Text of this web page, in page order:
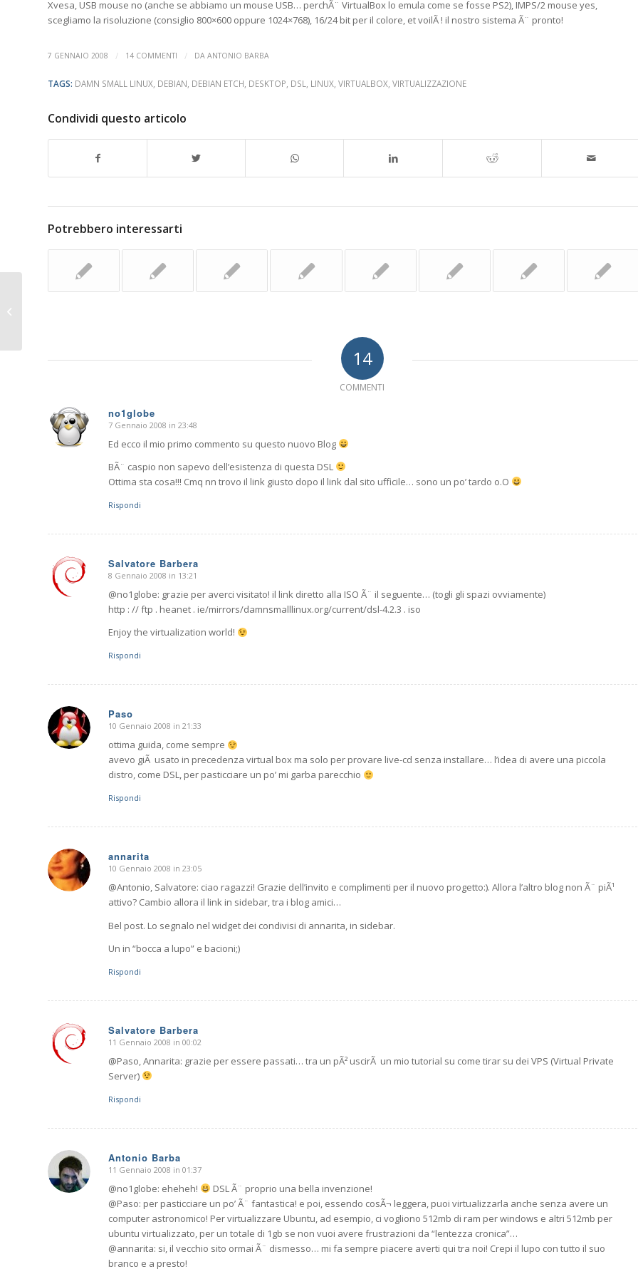
Xvesa, USB mouse no (anche se abbiamo un mouse USB… perchÃ¨ VirtualBox lo emula come se fosse PS2), IMPS/2 mouse yes,
scegliamo la risoluzione (consiglio 800×600 oppure 1024×768), 16/24 bit per il colore, et voilÃ ! il nostro sistema Ã¨ pronto!
7 GENNAIO 2008 / 14 COMMENTI / DA ANTONIO BARBA
TAGS: DAMN SMALL LINUX DEBIAN DEBIAN ETCH DESKTOP DSL LINUX VIRTUALBOX VIRTUALIZZAZIONE
Condividi questo articolo
Potrebbero interessarti
14
COMMENTI
no1globe
dice:
7 Gennaio 2008 in 23:48
Ed ecco il mio primo commento su questo nuovo Blog
BÃ¨ caspio non sapevo dell’esistenza di questa DSL
Ottima sta cosa!!! Cmq nn trovo il link giusto dopo il link dal sito ufficile… sono un po’ tardo o.O
Rispondi
Salvatore Barbera
dice:
8 Gennaio 2008 in 13:21
@no1globe: grazie per averci visitato! il link diretto alla ISO Ã¨ il seguente… (togli gli spazi ovviamente)
http : // ftp . heanet . ie/mirrors/damnsmalllinux.org/current/dsl-4.2.3 . iso
Enjoy the virtualization world!
Rispondi
Paso
dice:
10 Gennaio 2008 in 21:33
ottima guida, come sempre
avevo giÃ usato in precedenza virtual box ma solo per provare live-cd senza installare… l’idea di avere una piccola
distro, come DSL, per pasticciare un po’ mi garba parecchio
Rispondi
annarita
dice:
10 Gennaio 2008 in 23:05
@Antonio, Salvatore: ciao ragazzi! Grazie dell’invito e complimenti per il nuovo progetto:). Allora l’altro blog non Ã¨ piÃ¹
attivo? Cambio allora il link in sidebar, tra i blog amici…
Bel post. Lo segnalo nel widget dei condivisi di annarita, in sidebar.
Un in “bocca a lupo” e bacioni;)
Rispondi
Salvatore Barbera
dice:
11 Gennaio 2008 in 00:02
@Paso, Annarita: grazie per essere passati… tra un pÃ² uscirÃ un mio tutorial su come tirar su dei VPS (Virtual Private
Server)
Rispondi
Antonio Barba
dice:
11 Gennaio 2008 in 01:37
@no1globe: eheheh!
DSL Ã¨ proprio una bella invenzione!
@Paso: per pasticciare un po’ Ã¨ fantastica! e poi, essendo cosÃ¬ leggera, puoi virtualizzarla anche senza avere un
computer astronomico! Per virtualizzare Ubuntu, ad esempio, ci vogliono 512mb di ram per windows e altri 512mb per
ubuntu virtualizzato, per un totale di 1gb se non vuoi avere frustrazioni da “lentezza cronica”…
@annarita: si, il vecchio sito ormai Ã¨ dismesso… mi fa sempre piacere averti qui tra noi! Crepi il lupo con tutto il suo
branco e a presto!